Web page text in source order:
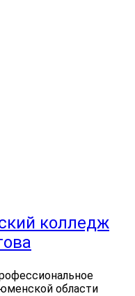
колледж
области